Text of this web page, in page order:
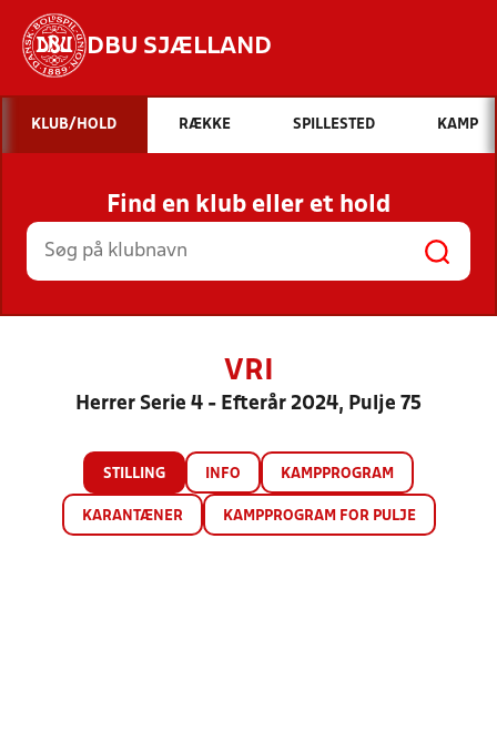
DBU SJÆLLAND
Hvad vil du søge efter?
INDHOLD OG NYHEDER
STILLINGER, RESULTATER, KLUBBER OG
HOLD
KLUB/HOLD RÆKKE SPILLESTED KAMP
Find en klub eller et hold
VRI
Herrer Serie 4 - Efterår 2024, Pulje 75
STILLING INFO KAMPPROGRAM
KARANTÆNER KAMPPROGRAM FOR PULJE